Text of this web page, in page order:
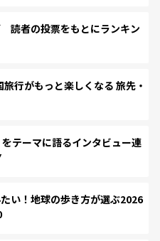
読者の投票をもとにランキン
行がもっと楽しくなる 旅先・
テーマに語るインタビュー連
い！地球の歩き方が選ぶ2026